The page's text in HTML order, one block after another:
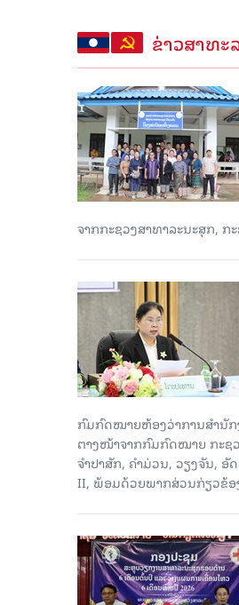
ຂ່າວສາທະ
ຈາກກະຊວງສາທາລະນະສຸກ, ກ
ກົມກົດໝາຍຫ້ອງວ່າການສໍານັ
ຕາງໜ້າຈາກກົມກົດໝາຍ ກະຊ
ຈຳປາສັກ, ຄໍາມ່ວນ, ວຽງຈັນ, ອັ
II, ພ້ອມດ້ວຍພາກສ່ວນກ່ຽວຂ້ອ